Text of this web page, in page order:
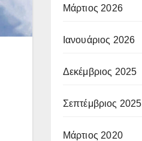
Μάρτιος 2026
Ιανουάριος 2026
Δεκέμβριος 2025
Σεπτέμβριος 2025
Μάρτιος 2020